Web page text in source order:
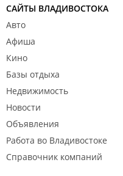
САЙТЫ ВЛАДИВОСТОКА
Авто
Афиша
Кино
Базы отдыха
Недвижимость
Новости
Объявления
Работа во Владивостоке
Справочник компаний